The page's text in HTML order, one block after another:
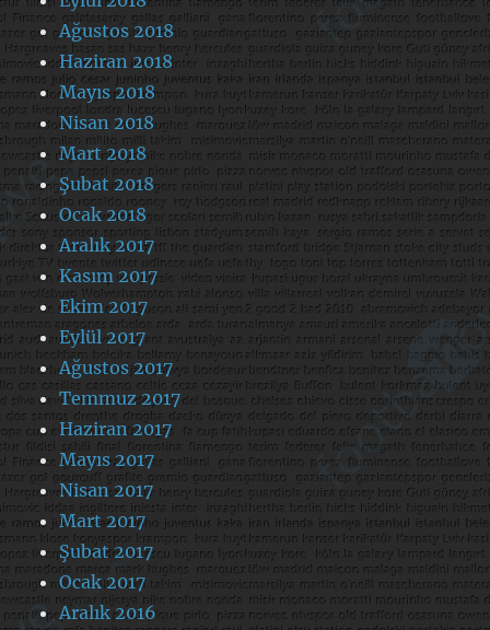
Ağustos 2018
Haziran 2018
Mayıs 2018
Nisan 2018
Mart 2018
Şubat 2018
Ocak 2018
Aralık 2017
Kasım 2017
Ekim 2017
Eylül 2017
Ağustos 2017
Temmuz 2017
Haziran 2017
Mayıs 2017
Nisan 2017
Mart 2017
Şubat 2017
Ocak 2017
Aralık 2016